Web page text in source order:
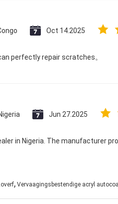
Oct 14.2025
perfectly repair scratches。
Jun 27.2025
in Nigeria. The manufacturer
, Vervaagingsbestendige acryl